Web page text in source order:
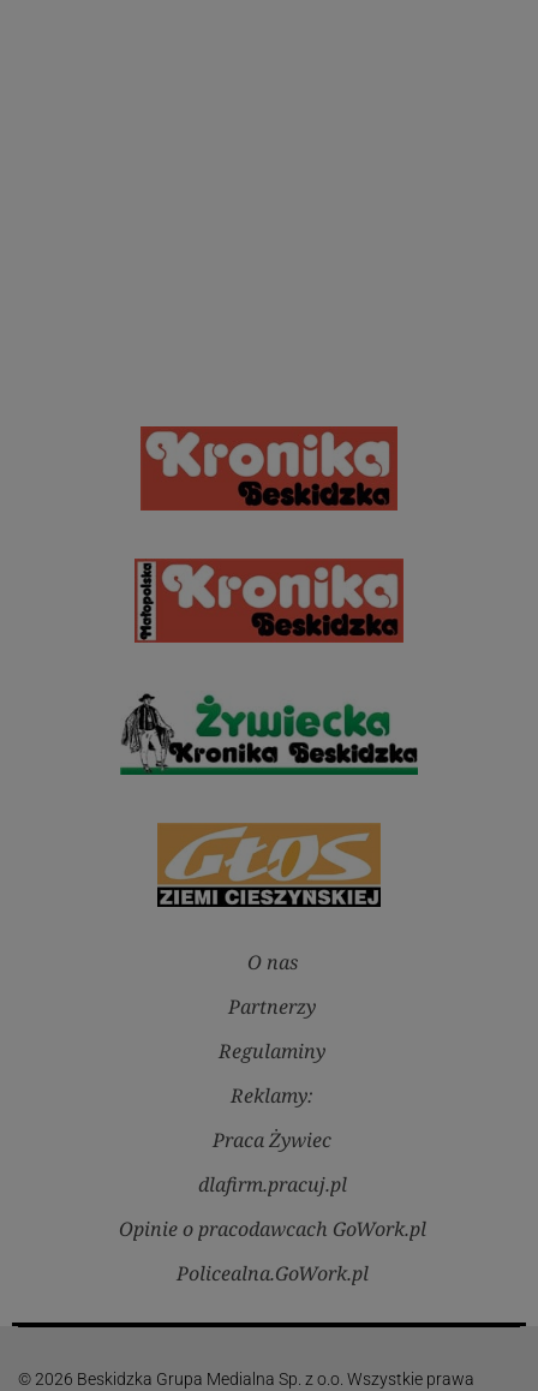
O nas
Partnerzy
Regulaminy
Reklamy:
Praca Żywiec
dlafirm.pracuj.pl
Opinie o pracodawcach GoWork.pl
Policealna.GoWork.pl
© 2026 Beskidzka Grupa Medialna Sp. z o.o. Wszystkie prawa